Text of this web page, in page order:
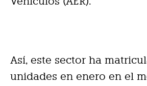
Así, este sector ha
unidades en enero en el